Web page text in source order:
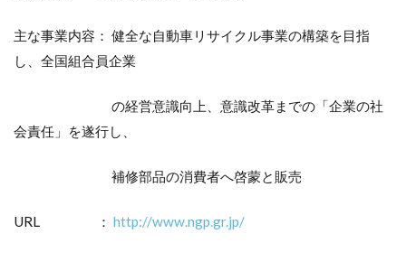
主な事業内容： 健全な自動車リサイクル事業の構築を目指
し、全国組合員企業
の経営意識向上、意識改革までの「企業の社
会責任」を遂行し、
補修部品の消費者へ啓蒙と販売
URL ： http://www.ngp.gr.jp/